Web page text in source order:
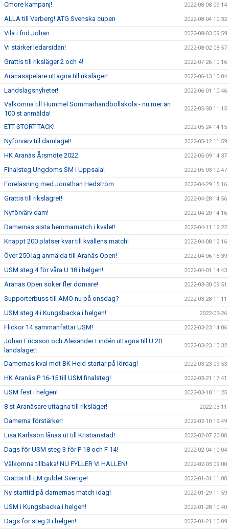
Cmore kampanj! 2022-08-08 09:14
ALLA till Varberg! ATG Svenska cupen 2022-08-04 10:32
Vila i frid Johan 2022-08-03 09:59
Vi stärker ledarsidan! 2022-08-02 08:57
Grattis till riksläger 2 och 4! 2022-07-26 10:16
Aranässpelare uttagna till riksläger! 2022-06-13 10:04
Landslagsnyheter! 2022-06-01 10:46
Välkomna till Hummel Sommarhandbollskola - nu mer än
100 st anmälda!
2022-05-30 11:15
ETT STORT TACK! 2022-05-24 14:15
Nyförvärv till damlaget! 2022-05-12 11:59
HK Aranäs Årsmöte 2022 2022-05-09 14:37
Finalsteg Ungdoms SM i Uppsala! 2022-05-03 12:47
Föreläsning med Jonathan Hedström 2022-04-29 15:16
Grattis till rikslägret! 2022-04-28 14:56
Nyförvärv dam! 2022-04-20 14:16
Damernas sista hemmamatch i kvalet! 2022-04-11 12:22
Knappt 200 platser kvar till kvällens match! 2022-04-08 12:16
Över 250 lag anmälda till Aranäs Open! 2022-04-06 15:39
USM steg 4 för våra U 18 i helgen! 2022-04-01 14:43
Aranäs Open söker fler domare! 2022-03-30 09:51
Supporterbuss till AMO nu på onsdag? 2022-03-28 11:11
USM steg 4 i Kungsbacka i helgen! 2022-03-26
Flickor 14 sammanfattar USM! 2022-03-23 14:06
Johan Ericsson och Alexander Lindén uttagna till U 20
landslaget!
2022-03-23 10:32
Damernas kval mot BK Heid startar på lördag! 2022-03-23 09:53
HK Aranäs P 16-15 till USM finalsteg! 2022-03-21 17:41
USM fest i helgen! 2022-03-18 11:25
8 st Aranäsare uttagna till riksläger! 2022-03-11
Damerna förstärker! 2022-02-10 19:49
Lisa Karlsson lånas ut till Kristianstad! 2022-02-07 20:00
Dags för USM steg 3 för P 18 och F 14! 2022-02-04 10:04
Välkomna tillbaka! NU FYLLER VI HALLEN! 2022-02-03 09:00
Grattis till EM guldet Sverige! 2022-01-31 11:00
Ny starttid på damernas match idag! 2022-01-29 11:59
USM i Kungsbacka i helgen! 2022-01-28 10:40
Dags för steg 3 i helgen! 2022-01-21 10:09